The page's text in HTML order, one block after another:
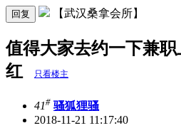
回复 【武汉桑拿会所】
值得大家去约一下兼
红
只看楼主
41# 骚狐狸骚
2018-11-21 11:17:40